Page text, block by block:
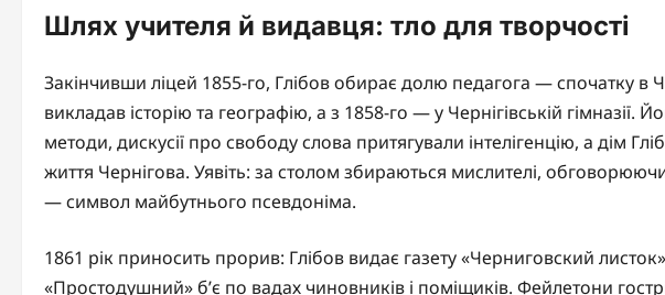
Шлях учителя й видавця: тло для творчості
Закінчивши ліцей 1855-го, Глібов обирає долю педагога — спочатку в
викладав історію та географію, а з 1858-го — у Чернігівській гімназії.
методи, дискусії про свободу слова притягували інтелігенцію, а дім
життя Чернігова. Уявіть: за столом збираються мислителі,
— символ майбутнього псевдоніма.
1861 рік приносить прорив: Глібов видає газету «Черниговский
«Простодушний» б’є по вадах чиновників і поміщиків. Фейлетони